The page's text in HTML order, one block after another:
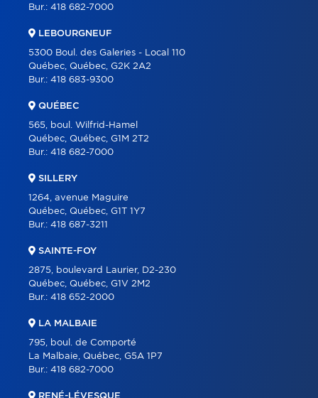
À PROPOS
OUTILS
CARRIÈRE
BLOGUE
CONTACT
Bur.: 418 682-7000
LEBOURGNEUF
5300 Boul. des Galeries - Local 110
Québec, Québec, G2K 2A2
Bur.: 418 683-9300
QUÉBEC
565, boul. Wilfrid-Hamel
Québec, Québec, G1M 2T2
Bur.: 418 682-7000
SILLERY
1264, avenue Maguire
Québec, Québec, G1T 1Y7
Bur.: 418 687-3211
SAINTE-FOY
2875, boulevard Laurier, D2-230
Québec, Québec, G1V 2M2
Bur.: 418 652-2000
LA MALBAIE
795, boul. de Comporté
La Malbaie, Québec, G5A 1P7
Bur.: 418 682-7000